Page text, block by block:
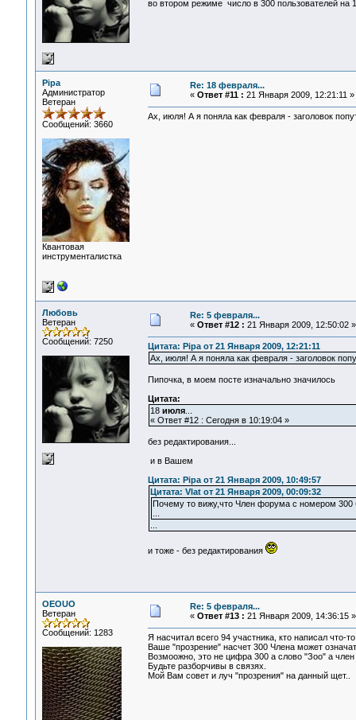
во втором режиме число в 300 пользователей на
Pipa
Администратор
Ветеран
Сообщений: 3660
Квантовая
инструменталистка
Re: 18 февраля...
« Ответ #11 : 21 Января 2009, 12:21:11 »
Ах, июля! А я поняла как февраля - заголовок
Любовь
Ветеран
Сообщений: 7250
Re: 5 февраля...
« Ответ #12 : 21 Января 2009, 12:50:02 »
Цитата: Pipa от 21 Января 2009, 12:21:11
Ах, июля! А я поняла как февраля - заголовок
Пипочка, в моем посте изначально значилось
Цитата:
18 июля...
« Ответ #12 : Сегодня в 10:19:04 »
без редактирования...
и в Вашем
Цитата: Pipa от 21 Января 2009, 10:49:57
Цитата: Vlat от 21 Января 2009, 00:09:32
Почему то вижу,что Член форума с номером 300
и тоже - без редактирования
OEOUO
Ветеран
Сообщений: 1283
Re: 5 февраля...
« Ответ #13 : 21 Января 2009, 14:36:15 »
Я насчитал всего 94 участника, кто написал что-
Ваше "прозрение" насчет 300 Члена может
Возмоожно, это не цифра 300 а слово "Зоо" а
Будьте разборчивы в связях.
Мой Вам совет и луч "прозрения" на данный щет..